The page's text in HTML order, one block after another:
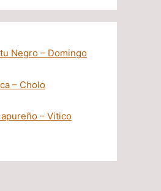
Negro – Domingo
– Cholo
– Vitico